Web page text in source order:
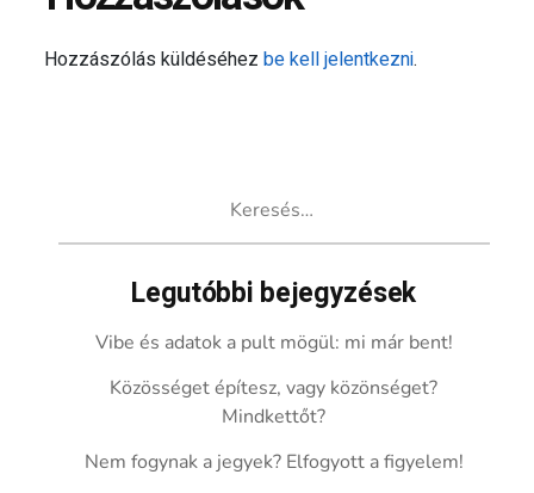
Hozzászólás küldéséhezbe kell jelentkezni.
Legutóbbi bejegyzések
Vibe és adatok a pult mögül: mi már bent!
Közösséget építesz, vagy közönséget?
Mindkettőt?
Nem fogynak a jegyek? Elfogyott a figyelem!